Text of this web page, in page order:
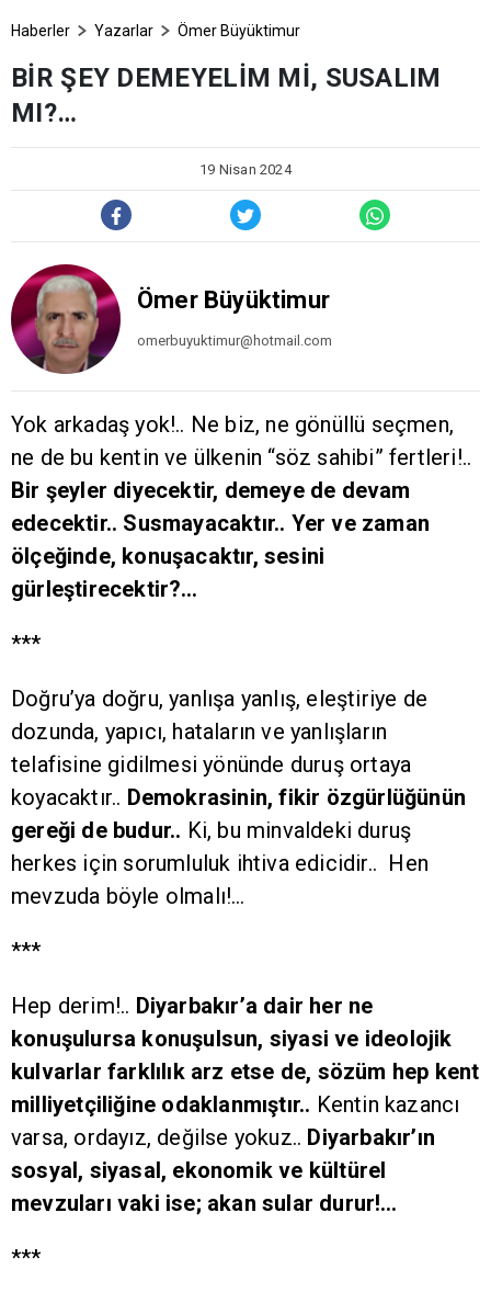
Haberler Yazarlar Ömer Büyüktimur
BİR ŞEY DEMEYELİM Mİ, SUSALIM
MI?…
19 Nisan 2024
Ömer Büyüktimur
omerbuyuktimur@hotmail.com
Yok arkadaş yok!.. Ne biz, ne gönüllü seçmen,
ne de bu kentin ve ülkenin “söz sahibi” fertleri!..
Bir şeyler diyecektir, demeye de devam
edecektir.. Susmayacaktır.. Yer ve zaman
ölçeğinde, konuşacaktır, sesini
gürleştirecektir?…
***
Doğru’ya doğru, yanlışa yanlış, eleştiriye de
dozunda, yapıcı, hataların ve yanlışların
telafisine gidilmesi yönünde duruş ortaya
koyacaktır.. Demokrasinin, fikir özgürlüğünün
gereği de budur.. Ki, bu minvaldeki duruş
herkes için sorumluluk ihtiva edicidir.. Hen
mevzuda böyle olmalı!…
***
Hep derim!.. Diyarbakır’a dair her ne
konuşulursa konuşulsun, siyasi ve ideolojik
kulvarlar farklılık arz etse de, sözüm hep kent
milliyetçiliğine odaklanmıştır.. Kentin kazancı
varsa, ordayız, değilse yokuz.. Diyarbakır’ın
sosyal, siyasal, ekonomik ve kültürel
mevzuları vaki ise; akan sular durur!…
***